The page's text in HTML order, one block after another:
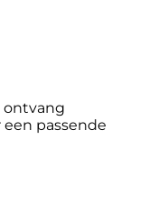
ontvang
passende